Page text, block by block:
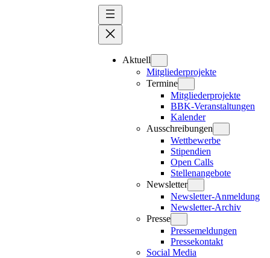
Aktuell
Mitgliederprojekte
Termine
Mitgliederprojekte
BBK-Veranstaltungen
Kalender
Ausschreibungen
Wettbewerbe
Stipendien
Open Calls
Stellenangebote
Newsletter
Newsletter-Anmeldung
Newsletter-Archiv
Presse
Pressemeldungen
Pressekontakt
Social Media